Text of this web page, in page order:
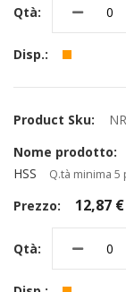
HSS
Q.tà minima 5
12,87 €